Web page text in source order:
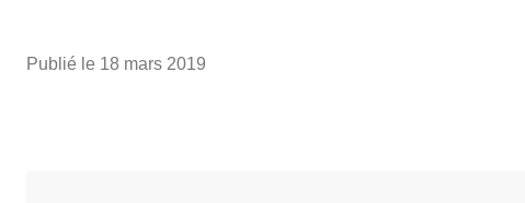
Publié le 18 mars 2019